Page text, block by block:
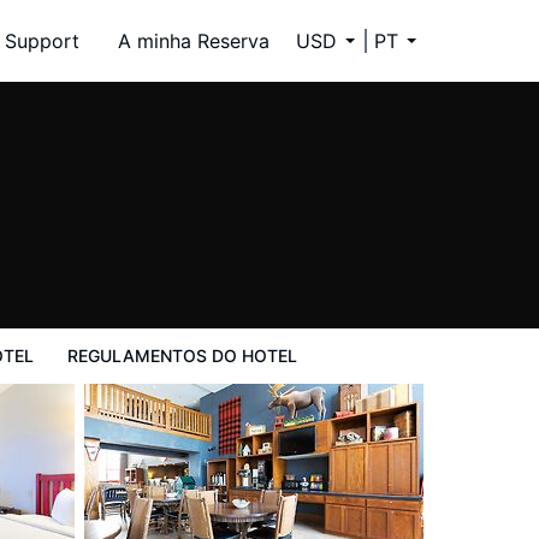
Support A minha Reserva USD PT
REGULAMENTOS DO HOTEL